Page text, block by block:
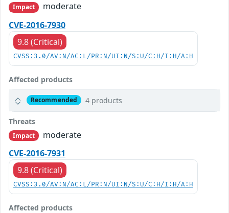
Impact
moderate
CVE-2016-7930
9.8 (Critical)
CVSS:3.0/AV:N/AC:L/PR:N/UI:N/S:U/C:H/I:H/A:H
Affected products
Recommended 4 products
Threats
Impact
moderate
CVE-2016-7931
9.8 (Critical)
CVSS:3.0/AV:N/AC:L/PR:N/UI:N/S:U/C:H/I:H/A:H
Affected products